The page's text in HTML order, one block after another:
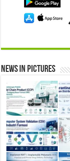
News in Pictures